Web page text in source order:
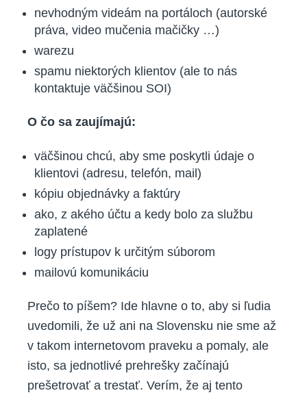
nevhodným videám na portáloch (autorské
práva, video mučenia mačičky …)
warezu
spamu niektorých klientov (ale to nás
kontaktuje väčšinou SOI)
O čo sa zaujímajú:
väčšinou chcú, aby sme poskytli údaje o
klientovi (adresu, telefón, mail)
kópiu objednávky a faktúry
ako, z akého účtu a kedy bolo za službu
zaplatené
logy prístupov k určitým súborom
mailovú komunikáciu
Prečo to píšem? Ide hlavne o to, aby si ľudia
uvedomili, že už ani na Slovensku nie sme až
v takom internetovom praveku a pomaly, ale
isto, sa jednotlivé prehrešky začínajú
prešetrovať a trestať. Verím, že aj tento